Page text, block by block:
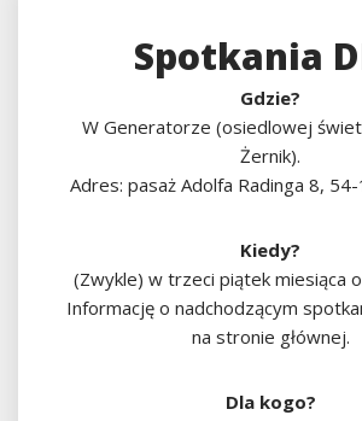
Spotkania
Gdzie?
W Generatorze (osiedlowej
Żernik).
Adres: pasaż Adolfa Radinga 8, 54-
Kiedy?
(Zwykle) w trzeci piątek miesiąca
Informację o nadchodzącym
na stronie głównej.
Dla kogo?